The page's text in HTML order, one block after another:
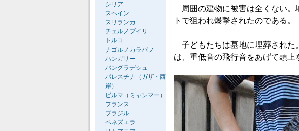
周囲の建物に被害は全くない。
トで狙われ爆撃されたのである。
子どもたちは墓地に埋葬された
は、重低音の飛行音をあげて頭上
シリア
スペイン
スリランカ
チェルノブイリ
トルコ
ナゴルノカラバフ
ハンガリー
バングラデシュ
パレスチナ（ガザ・西
岸）
ビルマ（ミャンマー）
フランス
ブラジル
ベネズエラ